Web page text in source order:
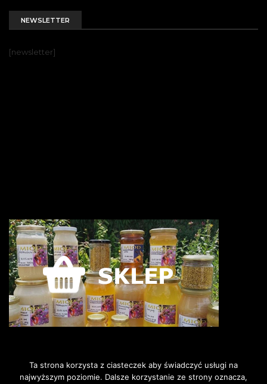
NEWSLETTER
[newsletter]
Ta strona korzysta z ciasteczek aby świadczyć usługi na
najwyższym poziomie. Dalsze korzystanie ze strony oznacza,